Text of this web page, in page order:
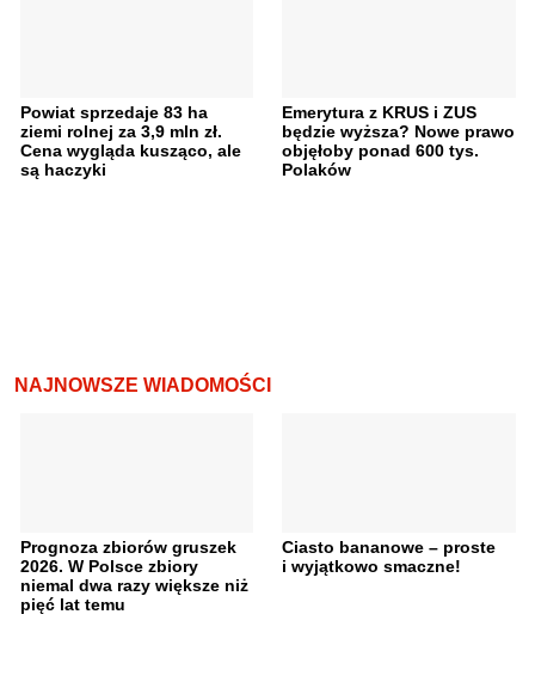
Powiat sprzedaje 83 ha
ziemi rolnej za 3,9 mln zł.
Cena wygląda kusząco, ale
są haczyki
Emerytura z KRUS i ZUS
będzie wyższa? Nowe prawo
objęłoby ponad 600 tys.
Polaków
NAJNOWSZE WIADOMOŚCI
Prognoza zbiorów gruszek
2026. W Polsce zbiory
niemal dwa razy większe niż
pięć lat temu
Ciasto bananowe – proste
i wyjątkowo smaczne!